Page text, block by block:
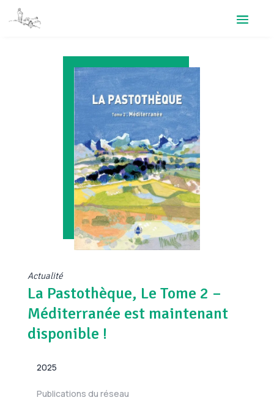
Actualité
La Pastothèque, Le Tome 2 –
Méditerranée est maintenant
disponible !
2025
Publications du réseau